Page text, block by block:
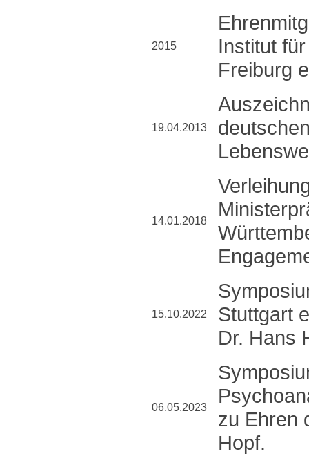
2015
Institut
Freiburg
19.04.2013
14.01.2018
15.10.2022
Stuttgart
Dr. Hans
06.05.2023
zu Ehren
Hopf.